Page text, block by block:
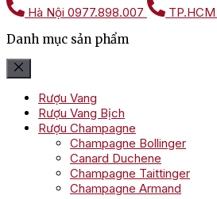
Hà Nội 0977.898.007 TP.HCM
Danh mục sản phẩm
Rượu Vang
Rượu Vang Bịch
Rượu Champagne
Champagne Bollinger
Canard Duchene
Champagne Taittinger
Champagne Armand